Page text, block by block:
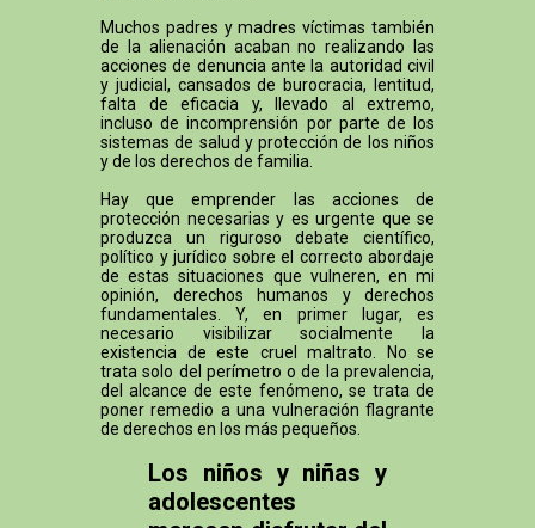
Muchos padres y madres víctimas también
de la alienación acaban no realizando las
acciones de denuncia ante la autoridad civil
y judicial, cansados de burocracia, lentitud,
falta de eficacia y, llevado al extremo,
incluso de incomprensión por parte de los
sistemas de salud y protección de los niños
y de los derechos de familia.
Hay que emprender las acciones de
protección necesarias y es urgente que se
produzca un riguroso debate científico,
político y jurídico sobre el correcto abordaje
de estas situaciones que vulneren, en mi
opinión, derechos humanos y derechos
fundamentales. Y, en primer lugar, es
necesario visibilizar socialmente la
existencia de este cruel maltrato. No se
trata solo del perímetro o de la prevalencia,
del alcance de este fenómeno, se trata de
poner remedio a una vulneración flagrante
de derechos en los más pequeños.
Los niños y niñas y
adolescentes